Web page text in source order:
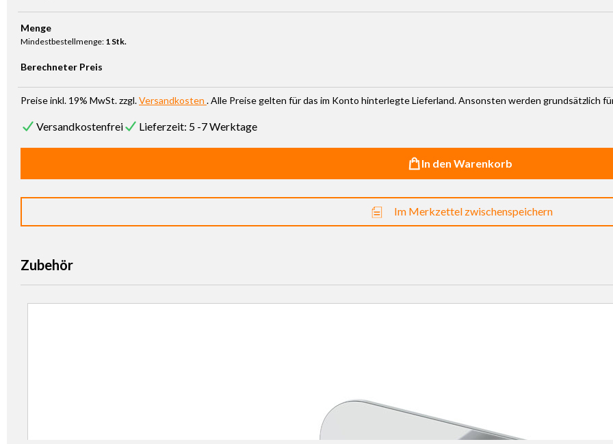
Produkt Anzahl: Gib den gewünschten Wert ein oder benutze die Schaltflächen um die Anzahl zu erhöhen oder zu reduzieren.
Menge
Mindestbestellmenge: 1 Stk.
Berechneter Preis
Preise inkl. 19% MwSt. zzgl.Versandkosten . Alle Preise gelten für das im Konto hinterlegte Lieferland. Ansonsten werden grundsätzlich
Versandkostenfrei Lieferzeit: 5 -7 Werktage
In den Warenkorb
Im Merkzettel zwischenspeichern
Zubehör